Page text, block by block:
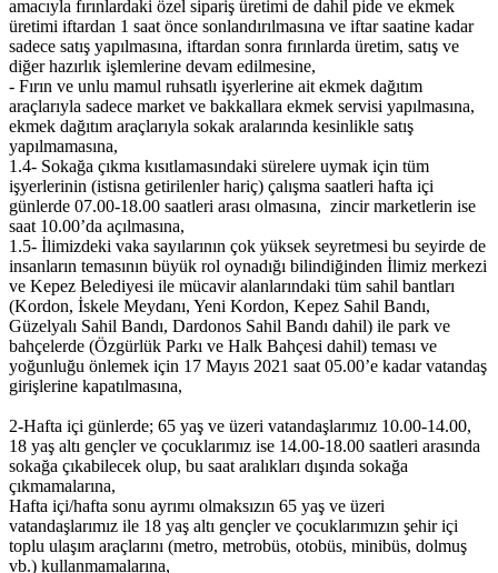
amacıyla fırınlardaki özel sipariş üretimi de dahil pide ve ekmek
üretimi iftardan 1 saat önce sonlandırılmasına ve iftar saatine kadar
sadece satış yapılmasına, iftardan sonra fırınlarda üretim, satış ve
diğer hazırlık işlemlerine devam edilmesine,
- Fırın ve unlu mamul ruhsatlı işyerlerine ait ekmek dağıtım
araçlarıyla sadece market ve bakkallara ekmek servisi yapılmasına,
ekmek dağıtım araçlarıyla sokak aralarında kesinlikle satış
yapılmamasına,
1.4- Sokağa çıkma kısıtlamasındaki sürelere uymak için tüm
işyerlerinin (istisna getirilenler hariç) çalışma saatleri hafta içi
günlerde 07.00-18.00 saatleri arası olmasına, zincir marketlerin ise
saat 10.00’da açılmasına,
1.5- İlimizdeki vaka sayılarının çok yüksek seyretmesi bu seyirde de
insanların temasının büyük rol oynadığı bilindiğinden İlimiz merkezi
ve Kepez Belediyesi ile mücavir alanlarındaki tüm sahil bantları
(Kordon, İskele Meydanı, Yeni Kordon, Kepez Sahil Bandı,
Güzelyalı Sahil Bandı, Dardonos Sahil Bandı dahil) ile park ve
bahçelerde (Özgürlük Parkı ve Halk Bahçesi dahil) teması ve
yoğunluğu önlemek için 17 Mayıs 2021 saat 05.00’e kadar vatandaş
girişlerine kapatılmasına,
2-Hafta içi günlerde; 65 yaş ve üzeri vatandaşlarımız 10.00-14.00,
18 yaş altı gençler ve çocuklarımız ise 14.00-18.00 saatleri arasında
sokağa çıkabilecek olup, bu saat aralıkları dışında sokağa
çıkmamalarına,
Hafta içi/hafta sonu ayrımı olmaksızın 65 yaş ve üzeri
vatandaşlarımız ile 18 yaş altı gençler ve çocuklarımızın şehir içi
toplu ulaşım araçlarını (metro, metrobüs, otobüs, minibüs, dolmuş
vb.) kullanmamalarına,